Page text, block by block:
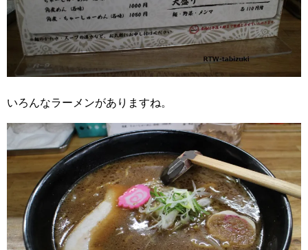
いろんなラーメンがありますね。